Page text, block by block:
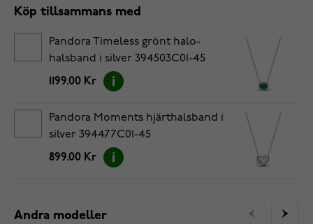
Köp tillsammans med
Pandora Timeless grönt halo-
halsband i silver 394503C01-45
1199.00 Kr
Pandora Moments hjärthalsband i
silver 394477C01-45
899.00 Kr
Andra modeller